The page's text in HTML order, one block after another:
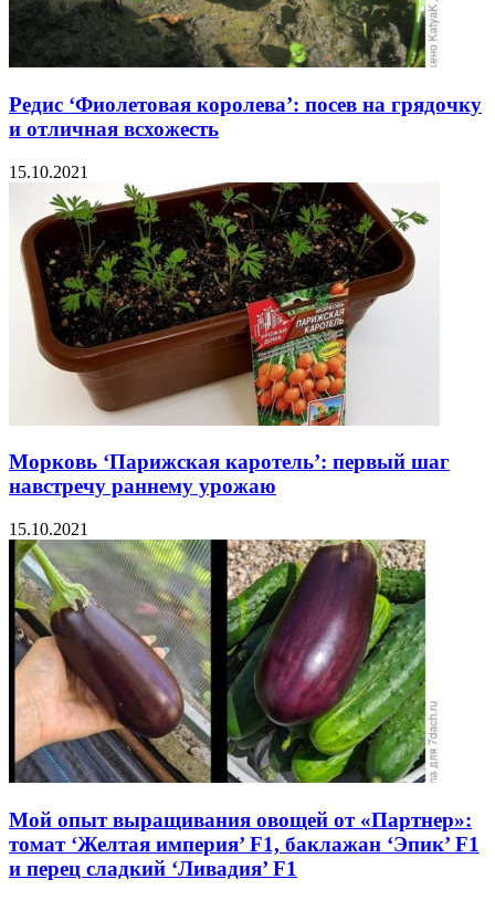
Редис ‘Фиолетовая королева’: посев на грядочку
и отличная всхожесть
15.10.2021
Морковь ‘Парижская каротель’: первый шаг
навстречу раннему урожаю
15.10.2021
Мой опыт выращивания овощей от «Партнер»:
томат ‘Желтая империя’ F1, баклажан ‘Эпик’ F1
и перец сладкий ‘Ливадия’ F1